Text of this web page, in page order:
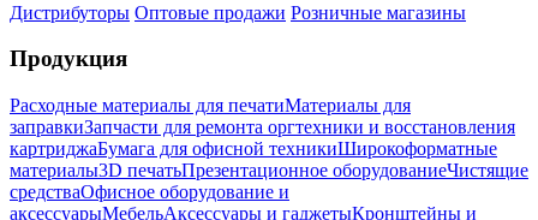
Дистрибуторы Оптовые продажи Розничные магазины
Продукция
Расходные материалы для печатиМатериалы для
заправкиЗапчасти для ремонта оргтехники и восстановления
картриджаБумага для офисной техникиШирокоформатные
материалы3D печатьПрезентационное оборудованиеЧистящие
средстваОфисное оборудование и
аксессуарыМебельАксессуары и гаджетыКронштейны и